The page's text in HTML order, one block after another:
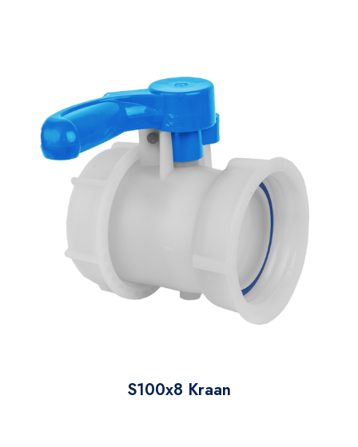
S100x8 Kraan